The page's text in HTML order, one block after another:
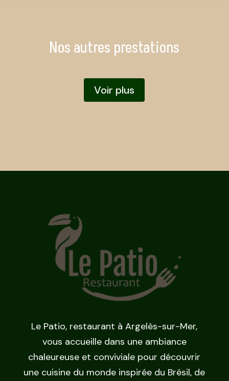
Nos autres prestations
Voir plus
Le Patio, restaurant à Argelès-sur-Mer,
vous accueille dans une ambiance
chaleureuse et conviviale pour découvrir
une cuisine du monde inspirée du Brésil, de